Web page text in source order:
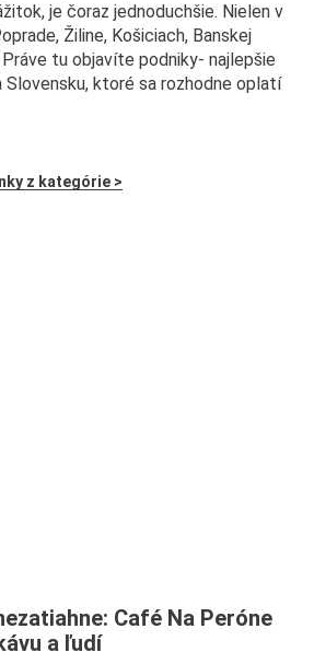
je čoraz jednoduchšie. Nielen v
Žiline, Košiciach, Banskej
tu objavíte podniky- najlepšie
Slovensku, ktoré sa rozhodne oplatí
z kategórie >
Café Na Peróne
a ľudí